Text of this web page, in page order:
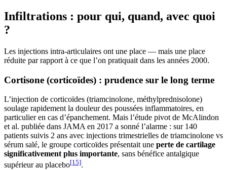
Infiltrations : pour qui, quand, avec quoi
?
Les injections intra-articulaires ont une place — mais une place
réduite par rapport à ce que l’on pratiquait dans les années 2000.
Cortisone (corticoïdes) : prudence sur le long terme
L’injection de corticoïdes (triamcinolone, méthylprednisolone)
soulage rapidement la douleur des poussées inflammatoires, en
particulier en cas d’épanchement. Mais l’étude pivot de McAlindon
et al. publiée dans JAMA en 2017 a sonné l’alarme : sur 140
patients suivis 2 ans avec injections trimestrielles de triamcinolone vs
sérum salé, le groupe corticoïdes présentait une perte de cartilage
significativement plus importante, sans bénéfice antalgique
supérieur au placebo[15].